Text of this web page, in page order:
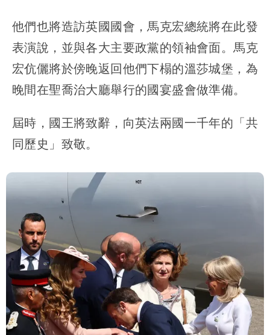
他們也將造訪英國國會，馬克宏總統將在此發
表演說，並與各大主要政黨的領袖會面。馬克
宏伉儷將於傍晚返回他們下榻的溫莎城堡，為
晚間在聖喬治大廳舉行的國宴盛會做準備。
屆時，國王將致辭，向英法兩國一千年的「共
同歷史」致敬。